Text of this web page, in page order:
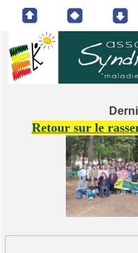
Retour sur le